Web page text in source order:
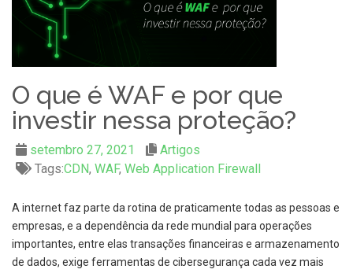
O que é WAF e por que
investir nessa proteção?
setembro 27, 2021
Artigos
Tags:CDN, WAF, Web Application Firewall
A internet faz parte da rotina de praticamente todas as pessoas e
empresas, e a dependência da rede mundial para operações
importantes, entre elas transações financeiras e armazenamento
de dados, exige ferramentas de cibersegurança cada vez mais